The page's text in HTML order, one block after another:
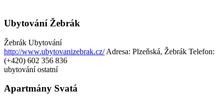
Ubytování Žebrák
Žebrák Ubytování
http://www.ubytovanizebrak.cz/ Adresa: Plzeňská, Žebrák Telefon:
(+420) 602 356 836
ubytování ostatní
Apartmány Svatá